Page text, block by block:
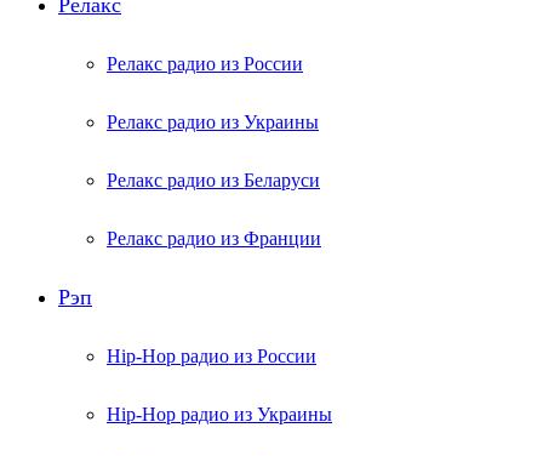
Релакс
Релакс радио из России
Релакс радио из Украины
Релакс радио из Беларуси
Релакс радио из Франции
Рэп
Hip-Hop радио из России
Hip-Hop радио из Украины